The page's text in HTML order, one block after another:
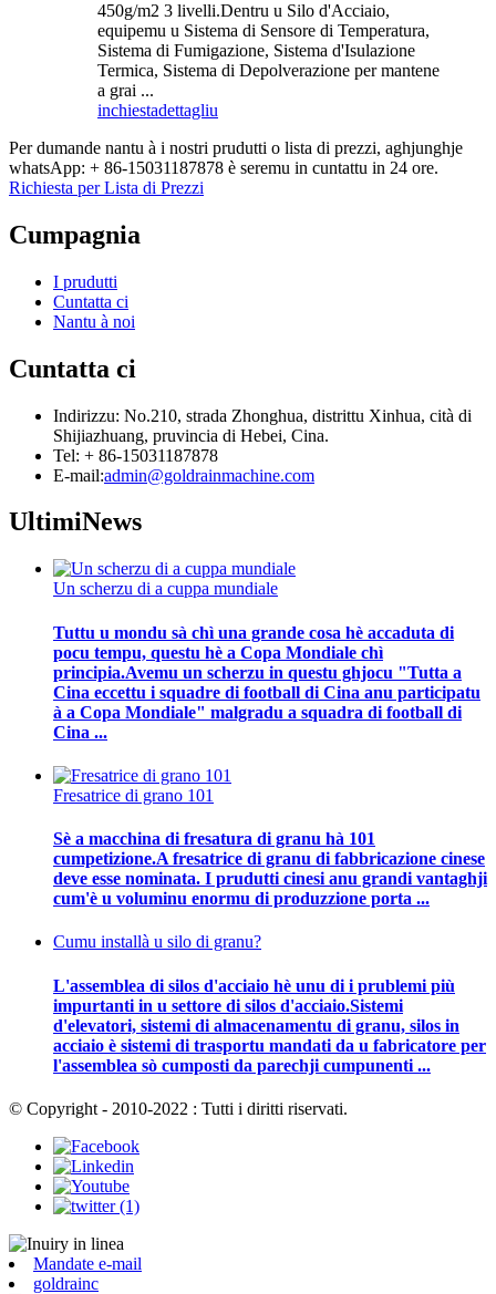
450g/m2 3 livelli.Dentru u Silo d'Acciaio,
equipemu u Sistema di Sensore di Temperatura,
Sistema di Fumigazione, Sistema d'Isulazione
Termica, Sistema di Depolverazione per mantene
a grai ...
inchiestadettagliu
Per dumande nantu à i nostri prudutti o lista di prezzi, aghjunghje
whatsApp: + 86-15031187878 è seremu in cuntattu in 24 ore.
Richiesta per Lista di Prezzi
Cumpagnia
I prudutti
Cuntatta ci
Nantu à noi
Cuntatta ci
Indirizzu: No.210, strada Zhonghua, distrittu Xinhua, cità di
Shijiazhuang, pruvincia di Hebei, Cina.
Tel: + 86-15031187878
E-mail:admin@goldrainmachine.com
UltimiNews
Un scherzu di a cuppa mundiale
Tuttu u mondu sà chì una grande cosa hè accaduta di
pocu tempu, questu hè a Copa Mondiale chì
principia.Avemu un scherzu in questu ghjocu "Tutta a
Cina eccettu i squadre di football di Cina anu participatu
à a Copa Mondiale" malgradu a squadra di football di
Cina ...
Fresatrice di grano 101
Sè a macchina di fresatura di granu hà 101
cumpetizione.A fresatrice di granu di fabbricazione cinese
deve esse nominata. I prudutti cinesi anu grandi vantaghji
cum'è u voluminu enormu di produzzione porta ...
Cumu installà u silo di granu?
L'assemblea di silos d'acciaio hè unu di i prublemi più
impurtanti in u settore di silos d'acciaio.Sistemi
d'elevatori, sistemi di almacenamentu di granu, silos in
acciaio è sistemi di trasportu mandati da u fabricatore per
l'assemblea sò cumposti da parechji cumpunenti ...
© Copyright - 2010-2022 : Tutti i diritti riservati.
Mandate e-mail
goldrainc